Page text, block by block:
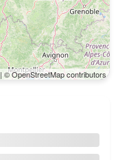
| © OpenStreetMap contributors